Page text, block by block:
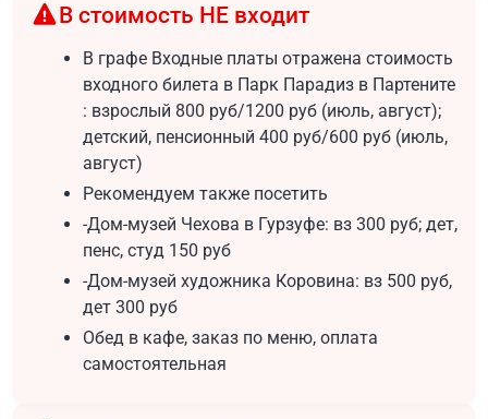
В стоимость НЕ входит
В графе Входные платы отражена стоимость
входного билета в Парк Парадиз в Партените
: взрослый 800 руб/1200 руб (июль, август);
детский, пенсионный 400 руб/600 руб (июль,
август)
Рекомендуем также посетить
-Дом-музей Чехова в Гурзуфе: вз 300 руб; дет,
пенс, студ 150 руб
-Дом-музей художника Коровина: вз 500 руб,
дет 300 руб
Обед в кафе, заказ по меню, оплата
самостоятельная